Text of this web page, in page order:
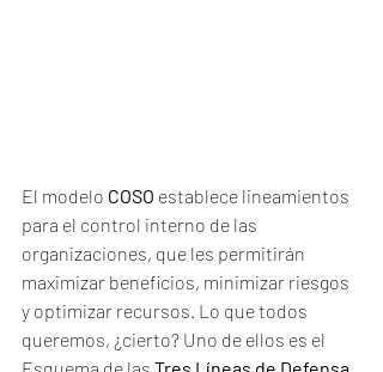
El modelo COSO establece lineamientos
para el control interno de las
organizaciones, que les permitirán
maximizar beneficios, minimizar riesgos
y optimizar recursos. Lo que todos
queremos, ¿cierto? Uno de ellos es el